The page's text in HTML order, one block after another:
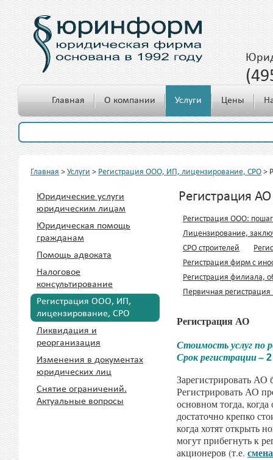
c 10.00 до 18.00
Главная О компании Услуги Цены
Главная > Услуги > Регистрация ООО, ИП, лицензирование, СРО >
Юридические услуги
юридическим лицам
Юридическая помощь
гражданам
Помощь адвоката
Налоговое
консультирование
Регистрация ООО, ИП,
лицензирование, СРО
Ликвидация и
реорганизация
Изменения в документах
юридических лиц
Снятие ограничений.
Актуальные вопросы
Регистрация АО
Регистрация ООО:
Лицензирование,
СРО строителей
Регистрация фирм с
Регистрация филиала,
Первичная
Регистрация АО
Стоимость услуг по
Срок регистрации – 2
Зарегистрировать АО
Регистрировать АО
основном тогда,
достаточно крепко
когда хотят открыть
могут прибегнуть к
акционеров (т.е.